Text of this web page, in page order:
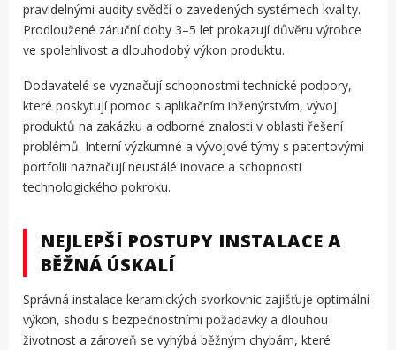
pravidelnými audity svědčí o zavedených systémech kvality.
Prodloužené záruční doby 3–5 let prokazují důvěru výrobce
ve spolehlivost a dlouhodobý výkon produktu.
Dodavatelé se vyznačují schopnostmi technické podpory,
které poskytují pomoc s aplikačním inženýrstvím, vývoj
produktů na zakázku a odborné znalosti v oblasti řešení
problémů. Interní výzkumné a vývojové týmy s patentovými
portfolii naznačují neustálé inovace a schopnosti
technologického pokroku.
NEJLEPŠÍ POSTUPY INSTALACE A
BĚŽNÁ ÚSKALÍ
Správná instalace keramických svorkovnic zajišťuje optimální
výkon, shodu s bezpečnostními požadavky a dlouhou
životnost a zároveň se vyhýbá běžným chybám, které